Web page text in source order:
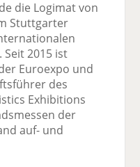
die Logimat von
Stuttgarter
2015 ist
Euroexpo und
des
Exhibitions
der
auf- und